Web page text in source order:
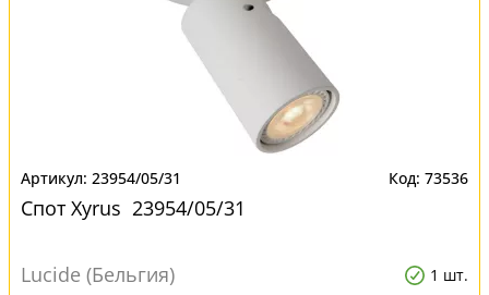
23954/05/31 73536
Спот Xyrus 23954/05/31
Lucide (Бельгия) 1 шт.